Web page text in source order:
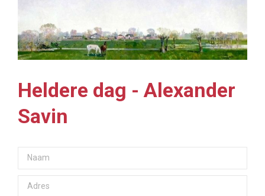
Heldere dag - Alexander
Savin